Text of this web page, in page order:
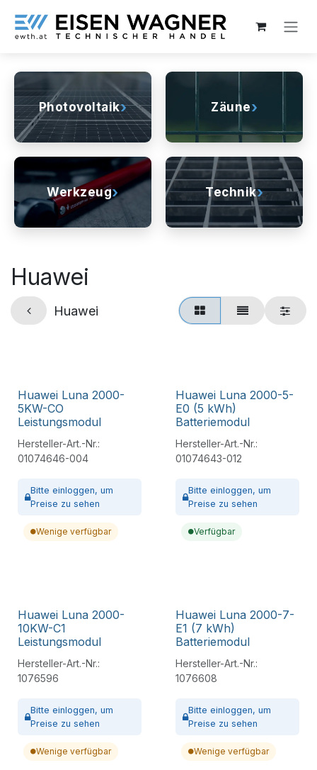
Photovoltaik› Zäune›
Werkzeug› Technik›
Huawei
Huawei
Huawei Luna 2000-
5KW-CO
Leistungsmodul
Hersteller-Art.-Nr.:
01074646-004
Bitte einloggen, um
Preise zu sehen
Wenige verfügbar
Huawei Luna 2000-5-
E0 (5 kWh)
Batteriemodul
Hersteller-Art.-Nr.:
01074643-012
Bitte einloggen, um
Preise zu sehen
Verfügbar
Huawei Luna 2000-
10KW-C1
Leistungsmodul
Hersteller-Art.-Nr.:
1076596
Bitte einloggen, um
Preise zu sehen
Wenige verfügbar
Huawei Luna 2000-7-
E1 (7 kWh)
Batteriemodul
Hersteller-Art.-Nr.:
1076608
Bitte einloggen, um
Preise zu sehen
Wenige verfügbar